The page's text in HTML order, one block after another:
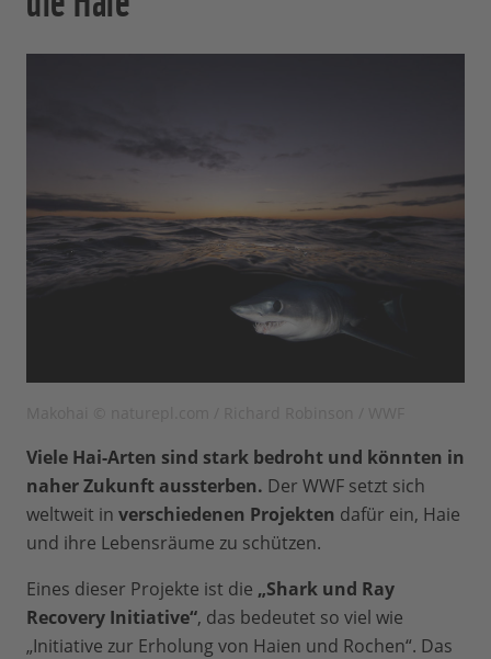
Viele Hai-Arten sind stark bedroht und könnten in
naher Zukunft aussterben. Der WWF setzt sich
weltweit in verschiedenen Projekten dafür ein, Haie
und ihre Lebensräume zu schützen.
Eines dieser Projekte ist die „Shark und Ray
Recovery Initiative“, das bedeutet so viel wie
„Initiative zur Erholung von Haien und Rochen“. Das